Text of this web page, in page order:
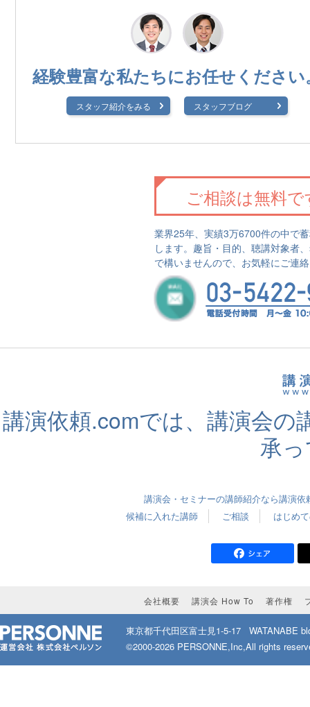
経験豊富な私たちにお任せください
スタッフ紹介をみる スタッフブログ
ご相談は無料で
業界25年、実績3万6700件の中で
します。趣旨・目的、聴講対象者
で構いませんので、お気軽にご連
講演依頼.comでは、講演会の
承
講演会・セミナーの講師紹介なら講演依
候補に入れた講師
ご相談 はじめ
会社概要 講演会 How To 著作権
東京都千代田区富士見1-5-17
WATANABE
©2000-2026 PERSONNE,Inc,All rights